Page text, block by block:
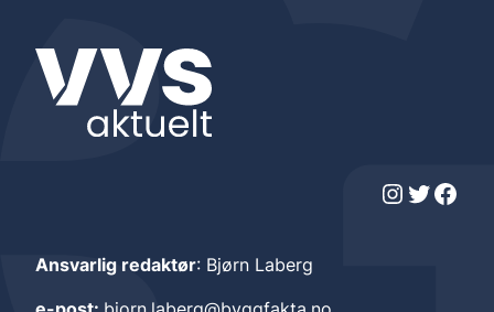
Instagram Twitter Facebook
Ansvarlig redaktør: Bjørn Laberg